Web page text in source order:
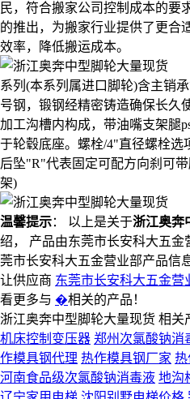
民，符合搬家公司控制成本的要
的推出，为搬家行业提供了更合
效率，降低搬运成本。
系列(本系列属进口脚轮)含主销
号钢，锻钢经精密铸造确保长久
加工沟槽内构成，带油嘴支架腿
于轮毂底座。螺栓/4"直径螺栓选
后坠"R"代表固定可配方向刹可
架)
温馨提示： 以上是关于浙江奥奔
绍， 产品由东莞市长安科大五
莞市长安科大五金营业部产品信
让供应商 东莞市长安科大五金营
看更多与 �相关的产品！
浙江奥奔中型脚轮大量现货 相关
机床控制变压器 郑州次氯酸钠消
作模具钢代理 热作模具钢厂家 热
河南食品级次氯酸钠消毒液 地沟